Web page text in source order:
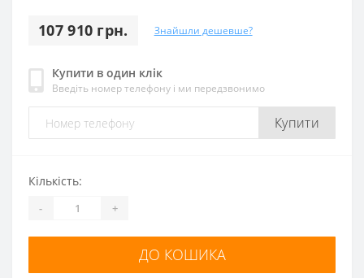
107 910 грн. Знайшли дешевше?
Купити в один клік
Введіть номер телефону і ми передзвонимо
Купити
Кількість:
- +
ДО КОШИКА